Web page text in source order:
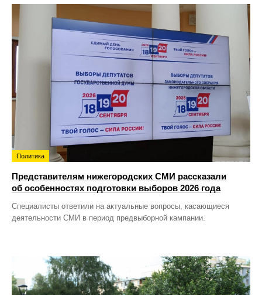
Политика
Представителям нижегородских СМИ рассказали
об особенностях подготовки выборов 2026 года
Специалисты ответили на актуальные вопросы, касающиеся
деятельности СМИ в период предвыборной кампании.